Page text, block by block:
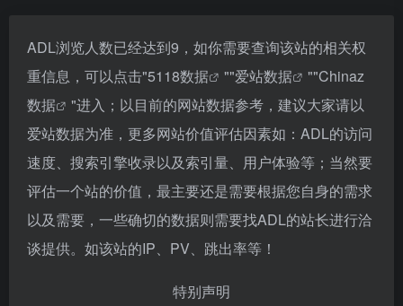
ADL浏览人数已经达到9，如你需要查询该站的相关权
重信息，可以点击"5118数据 ""爱站数据 ""Chinaz
数据
"进入；以目前的网站数据参考，建议大家请以
爱站数据为准，更多网站价值评估因素如：ADL的访问
速度、搜索引擎收录以及索引量、用户体验等；当然要
评估一个站的价值，最主要还是需要根据您自身的需求
以及需要，一些确切的数据则需要找ADL的站长进行洽
谈提供。如该站的IP、PV、跳出率等！
特别声明